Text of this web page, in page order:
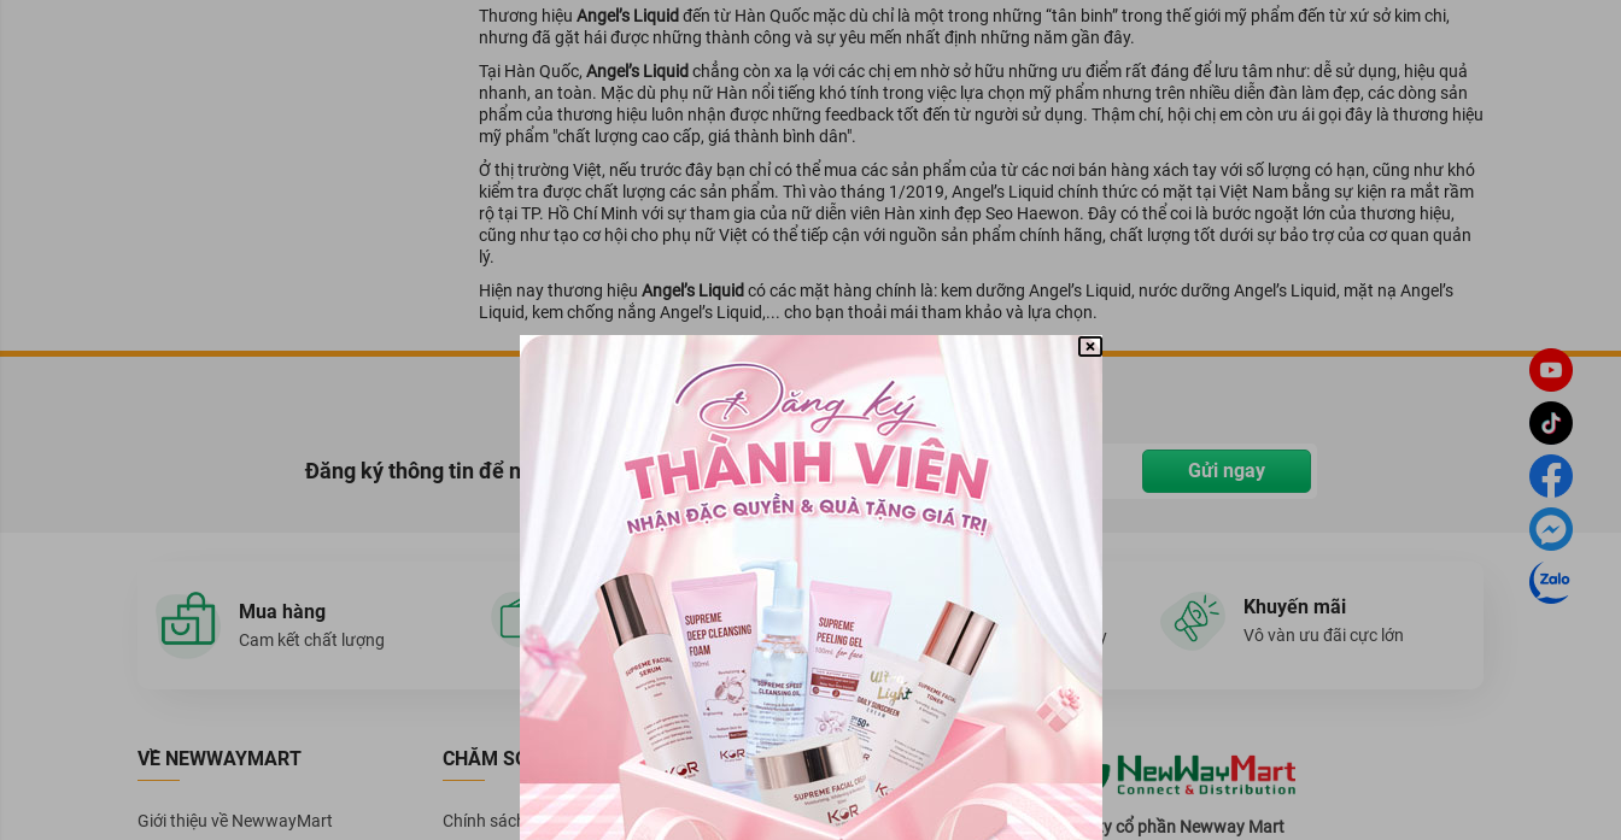
SOME BY MI
GIRLZ ONLY
KUMANO
PANTENE
VICHY
Reen
Thương hiệu Angel’s Liquid đến từ Hàn Quốc mặc dù chỉ là một trong những “tân binh” trong thế giới mỹ phẩm đến từ xứ sở kim chi,
nhưng đã gặt hái được những thành công và sự yêu mến nhất định những năm gần đây.
Tại Hàn Quốc, Angel’s Liquid chẳng còn xa lạ với các chị em nhờ sở hữu những ưu điểm rất đáng để lưu tâm như: dễ sử dụng, hiệu quả
nhanh, an toàn. Mặc dù phụ nữ Hàn nổi tiếng khó tính trong việc lựa chọn mỹ phẩm nhưng trên nhiều diễn đàn làm đẹp, các dòng sản
phẩm của thương hiệu luôn nhận được những feedback tốt đến từ người sử dụng. Thậm chí, hội chị em còn ưu ái gọi đây là thương hiệu
mỹ phẩm "chất lượng cao cấp, giá thành bình dân".
Ở thị trường Việt, nếu trước đây bạn chỉ có thể mua các sản phẩm của từ các nơi bán hàng xách tay với số lượng có hạn, cũng như khó
kiểm tra được chất lượng các sản phẩm. Thì vào tháng 1/2019, Angel’s Liquid chính thức có mặt tại Việt Nam bằng sự kiện ra mắt rầm
rộ tại TP. Hồ Chí Minh với sự tham gia của nữ diễn viên Hàn xinh đẹp Seo Haewon. Đây có thể coi là bước ngoặt lớn của thương hiệu,
cũng như tạo cơ hội cho phụ nữ Việt có thể tiếp cận với nguồn sản phẩm chính hãng, chất lượng tốt dưới sự bảo trợ của cơ quan quản
lý.
Hiện nay thương hiệu Angel’s Liquid có các mặt hàng chính là: kem dưỡng Angel’s Liquid, nước dưỡng Angel’s Liquid, mặt nạ Angel’s
Liquid, kem chống nắng Angel’s Liquid,... cho bạn thoải mái tham khảo và lựa chọn.
Kết nối với chúng tôi
Đăng ký thông tin để nhận ưu đãi sớm nhất Gửi ngay
Mua hàng
Cam kết chất lượng
Thanh toán
Giao hàng & thanh toán
Đổi trả hàng
Đổi trả trong vòng 07 ngày
Khuyến mãi
Vô vàn ưu đãi cực lớn
VỀ NEWWAYMART
Giới thiệu về NewwayMart
CHĂM SÓC KHÁCH HÀNG
Chính sách bảo hành
PHƯƠNG THỨC THANH TOÁN
Công ty cổ phần Newway Mart